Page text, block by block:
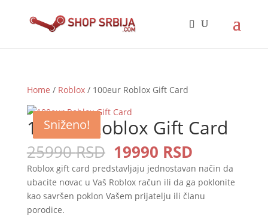
Home / Roblox/ 100eur Roblox Gift Card
Sniženo!
100eur Roblox Gift Card
25990RSD Original
price
was:
25990 RSD.
19990 RSDCurrent
price
is:
19990
Roblox gift card predstavljaju jednostavan način da
ubacite novac u Vaš Roblox račun ili da ga poklonite
kao savršen poklon Vašem prijatelju ili članu
porodice.
Sniženo!
Sniženo!
Sniženo!